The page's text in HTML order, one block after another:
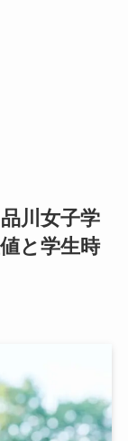
川女子学
と学生時